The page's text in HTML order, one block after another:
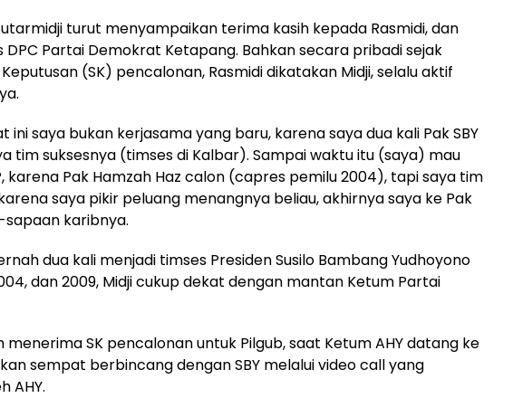
turut menyampaikan terima kasih kepada Rasmidi, dan
DPC Partai Demokrat Ketapang. Bahkan secara pribadi sejak
(SK) pencalonan, Rasmidi dikatakan Midji, selalu aktif
ini saya bukan kerjasama yang baru, karena saya dua kali Pak SBY
tim suksesnya (timses di Kalbar). Sampai waktu itu (saya) mau
karena Pak Hamzah Haz calon (capres pemilu 2004), tapi saya tim
karena saya pikir peluang menangnya beliau, akhirnya saya ke Pak
sapaan karibnya.
dua kali menjadi timses Presiden Susilo Bambang Yudhoyono
dan 2009, Midji cukup dekat dengan mantan Ketum Partai
menerima SK pencalonan untuk Pilgub, saat Ketum AHY datang ke
sempat berbincang dengan SBY melalui video call yang
AHY.